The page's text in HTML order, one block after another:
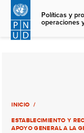
Skip
main
content
Políticas y
operaciones
INICIO
ESTABLECIMIENTO Y
APOYO GENERAL A LA